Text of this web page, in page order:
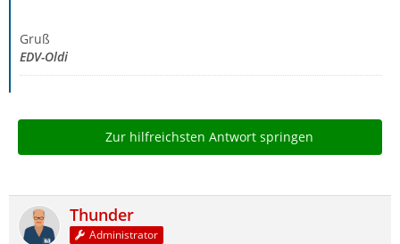
Gruß
EDV-Oldi
Zur hilfreichsten Antwort springen
Thunder
Administrator